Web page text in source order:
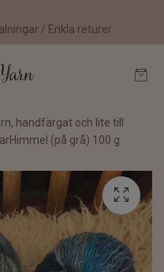
/ Enkla returer
handfärgat och lite till
(på grå) 100 g